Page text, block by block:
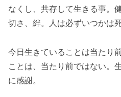
なくし、共存して生きる事。
切さ、絆。人は必ずいつかは
今日生きていることは当たり
ことは、当たり前ではない。
に感謝。